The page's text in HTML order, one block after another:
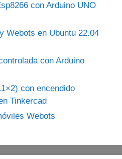
con Arduino UNO
Webots en Ubuntu 22.04
con Arduino
con encendido
Tinkercad
Webots